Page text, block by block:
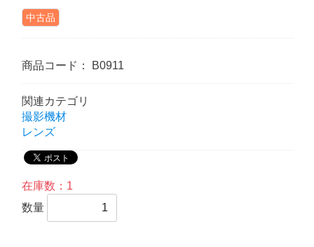
中古品
商品コード： B0911
関連カテゴリ
撮影機材
レンズ
在庫数：1
数量